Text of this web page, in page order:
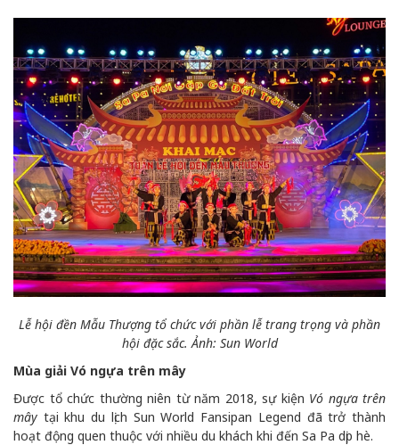
Lễ hội đền Mẫu Thượng tổ chức với phần lễ trang trọng và phần
hội đặc sắc. Ảnh: Sun World
Mùa giải Vó ngựa trên mây
Được tổ chức thường niên từ năm 2018, sự kiện Vó ngựa trên
mây tại khu du lịch Sun World Fansipan Legend đã trở thành
hoạt động quen thuộc với nhiều du khách khi đến Sa Pa dịp hè.